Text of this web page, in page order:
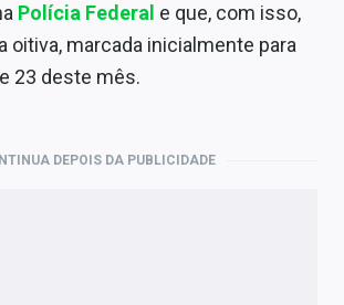
Polícia Federal e que, com isso,
oitiva, marcada inicialmente para
23 deste mês.
DEPOIS DA PUBLICIDADE